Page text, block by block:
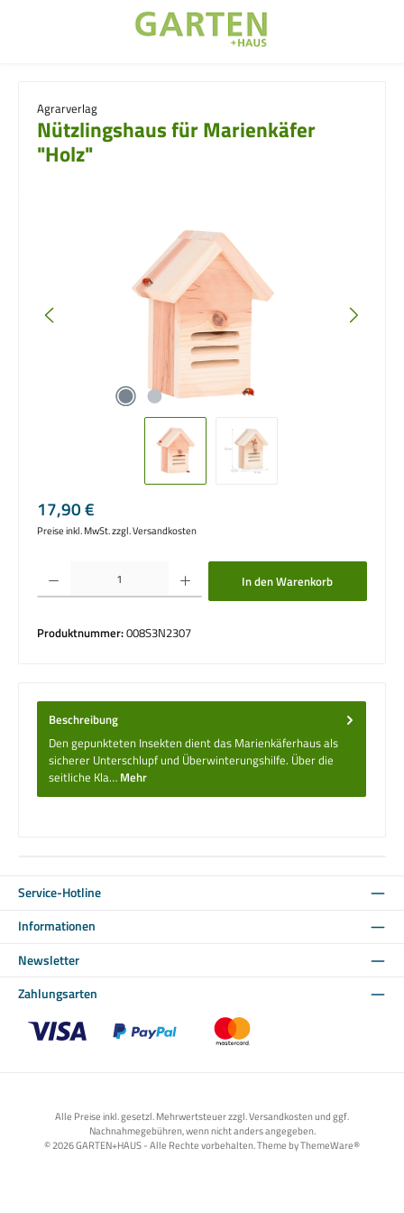
Agrarverlag
Nützlingshaus für Marienkäfer
"Holz"
Regulärer Preis:
17,90 €
Preise inkl. MwSt. zzgl. Versandkosten
Produkt Anzahl: Gib den gewünschten Wert ein oder benutze die Schaltflächen um
In den Warenkorb
Produktnummer:008S3N2307
Beschreibung
Den gepunkteten Insekten dient das Marienkäferhaus als
sicherer Unterschlupf und Überwinterungshilfe. Über die
seitliche Kla… Mehr
Service-Hotline
Informationen
Newsletter
Zahlungsarten
Alle Preise inkl. gesetzl. Mehrwertsteuer zzgl. Versandkosten und ggf.
Nachnahmegebühren, wenn nicht anders angegeben.
© 2026 GARTEN+HAUS - Alle Rechte vorbehalten. Theme byThemeWare®